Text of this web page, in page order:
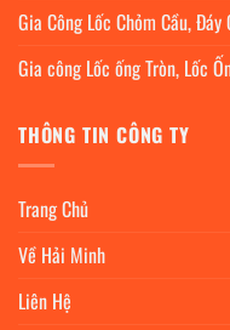
Gia Công Lốc Chỏm Cầu, Đáy
Gia công Lốc ống Tròn, Lốc
THÔNG TIN CÔNG TY
Trang Chủ
Về Hải Minh
Liên Hệ